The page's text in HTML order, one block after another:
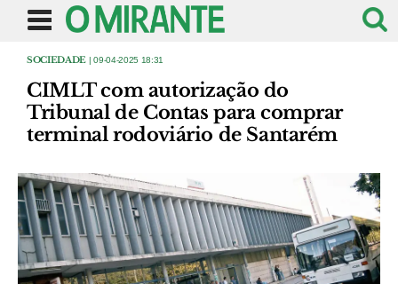
SOCIEDADE | 09-04-2025 18:31
CIMLT com autorização do
Tribunal de Contas para comprar
terminal rodoviário de Santarém